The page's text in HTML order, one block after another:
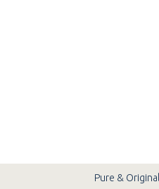
Pure & Original